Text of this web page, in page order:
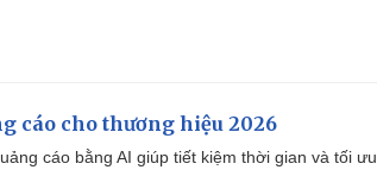
cáo cho thương hiệu 2026
cáo bằng AI giúp tiết kiệm thời gian và tối ưu.